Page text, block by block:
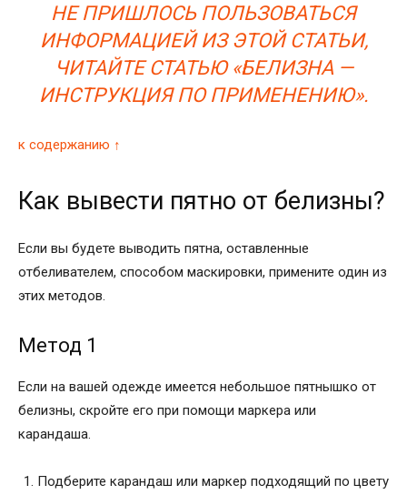
НЕ ПРИШЛОСЬ ПОЛЬЗОВАТЬСЯ
ИНФОРМАЦИЕЙ ИЗ ЭТОЙ СТАТЬИ,
ЧИТАЙТЕ СТАТЬЮ «БЕЛИЗНА —
ИНСТРУКЦИЯ ПО ПРИМЕНЕНИЮ».
к содержанию ↑
Как вывести пятно от белизны?
Если вы будете выводить пятна, оставленные
отбеливателем, способом маскировки, примените один из
этих методов.
Метод 1
Если на вашей одежде имеется небольшое пятнышко от
белизны, скройте его при помощи маркера или
карандаша.
Подберите карандаш или маркер подходящий по цвету